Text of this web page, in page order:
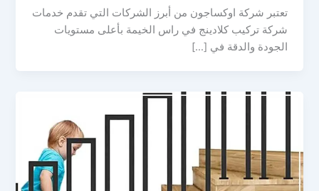
تعتبر شركة اوكساجون من أبرز الشركات التي تقدم خدمات
شركة تركيب كلادينج في راس الخيمة بأعلى مستويات
الجودة والدقة في […]